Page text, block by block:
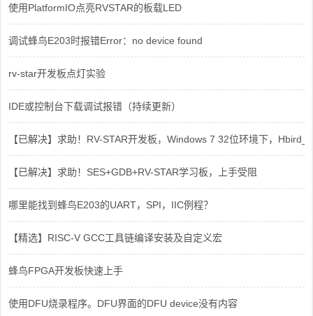
使用PlatformIO点亮RVSTAR的板载LED
调试蜂鸟E203时报错Error：no device found
rv-star开发板点灯实验
IDE或控制台下载调试报错（持续更新）
【已解决】求助！RV-STAR开发板，Windows 7 32位环境下，
【已解决】求助！SES+GDB+RV-STAR学习板，上手受阻
哪里能找到蜂鸟E203的UART，SPI，IIC例程？
【精选】RISC-V GCC工具链编译安装及自定义宏
蜂鸟FPGA开发板快速上手
使用DFU烧录程序。DFU界面的DFU device没有内容